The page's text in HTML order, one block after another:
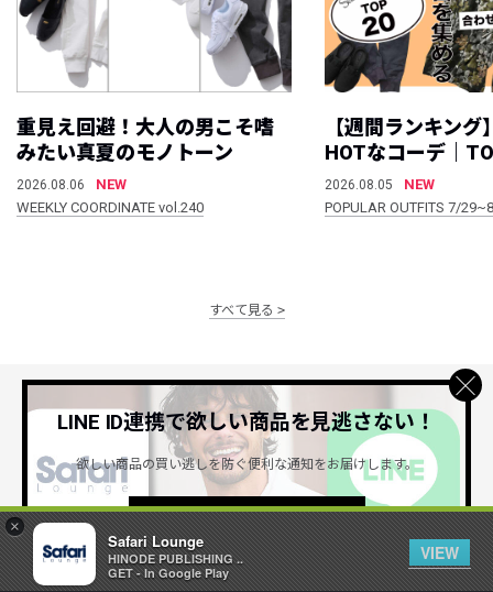
×
Safari Lounge
HINODE PUBLISHING ..
GET - In Google Play
VIEW
重見え回避！大人の男こそ嗜
みたい真夏のモノトーン
2026.08.06
NEW
WEEKLY COORDINATE vol.240
【週間ランキング
HOTなコーデ｜
2026.08.05
NEW
POPULAR OUTFITS 7/
すべて見る
公式SNSアカウント
LINE ID連携で欲しい商品を見逃さない！
欲しい商品の買い逃しを防ぐ便利な通知をお届けします。
詳しくはこちら ＞